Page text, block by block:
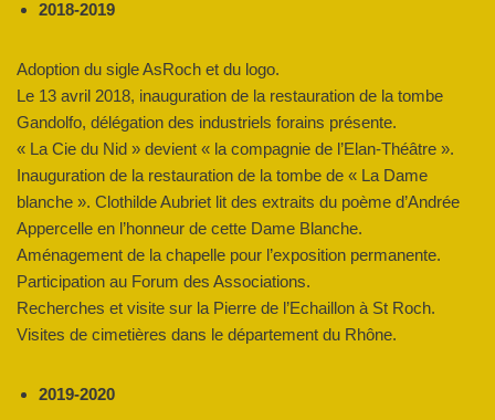
2018-2019
Adoption du sigle AsRoch et du logo.
Le 13 avril 2018, inauguration de la restauration de la tombe
Gandolfo, délégation des industriels forains présente.
« La Cie du Nid » devient « la compagnie de l’Elan-Théâtre ».
Inauguration de la restauration de la tombe de « La Dame
blanche ». Clothilde Aubriet lit des extraits du poème d’Andrée
Appercelle en l’honneur de cette Dame Blanche.
Aménagement de la chapelle pour l’exposition permanente.
Participation au Forum des Associations.
Recherches et visite sur la Pierre de l’Echaillon à St Roch.
Visites de cimetières dans le département du Rhône.
2019-2020